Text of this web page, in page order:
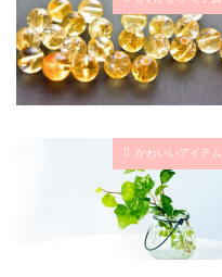
かわいいアイテム